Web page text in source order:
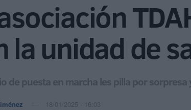
la unidad de
de puesta en marcha les pilla por
18/01/2025 - 16:03